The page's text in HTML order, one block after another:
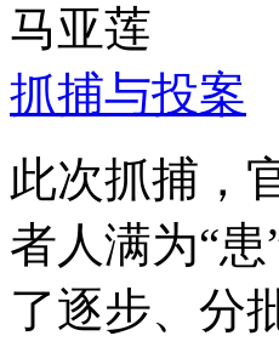
马亚莲
抓捕与投案
此次抓捕，
者人满为“
了逐步、分